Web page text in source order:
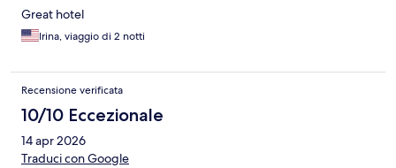
Great hotel
Irina, viaggio di 2 notti
Recensione verificata
10/10 Eccezionale
14 apr 2026
Traduci con Google